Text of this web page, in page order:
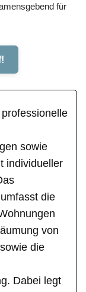
für
sowie
individueller
die
von
die
Dabei legt